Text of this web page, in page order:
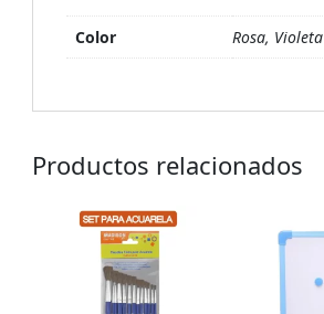
Color Rosa, Violeta
Productos relacionados